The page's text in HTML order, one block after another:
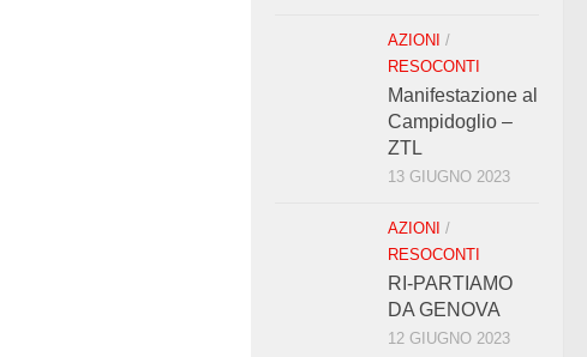
AZIONI /
RESOCONTI
Manifestazione al
Campidoglio –
ZTL
13 GIUGNO 2023
AZIONI /
RESOCONTI
RI-PARTIAMO
DA GENOVA
12 GIUGNO 2023